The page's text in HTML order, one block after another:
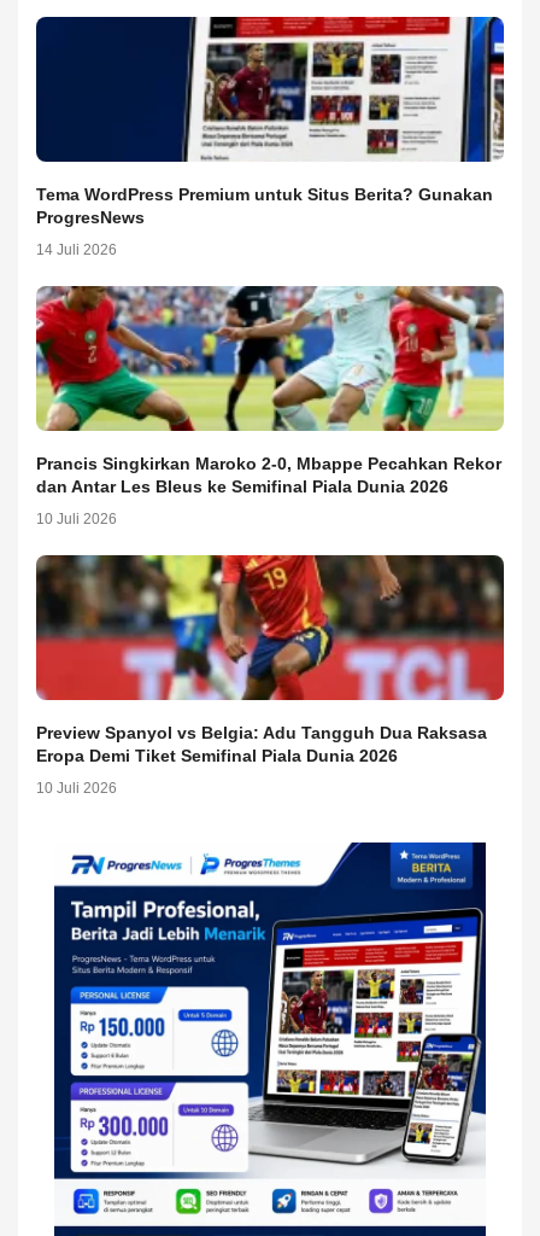
Tema WordPress Premium untuk Situs Berita? Gunakan
ProgresNews
14 Juli 2026
Prancis Singkirkan Maroko 2-0, Mbappe Pecahkan Rekor
dan Antar Les Bleus ke Semifinal Piala Dunia 2026
10 Juli 2026
Preview Spanyol vs Belgia: Adu Tangguh Dua Raksasa
Eropa Demi Tiket Semifinal Piala Dunia 2026
10 Juli 2026